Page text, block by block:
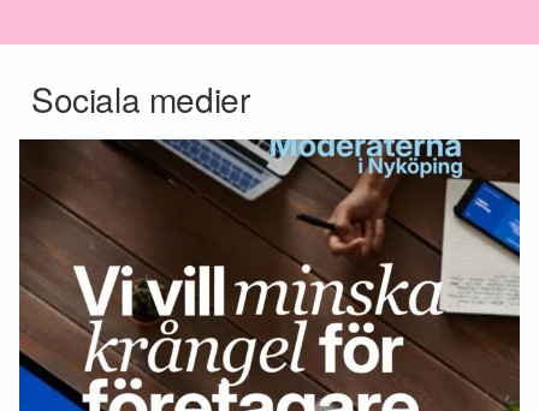
Sociala medier